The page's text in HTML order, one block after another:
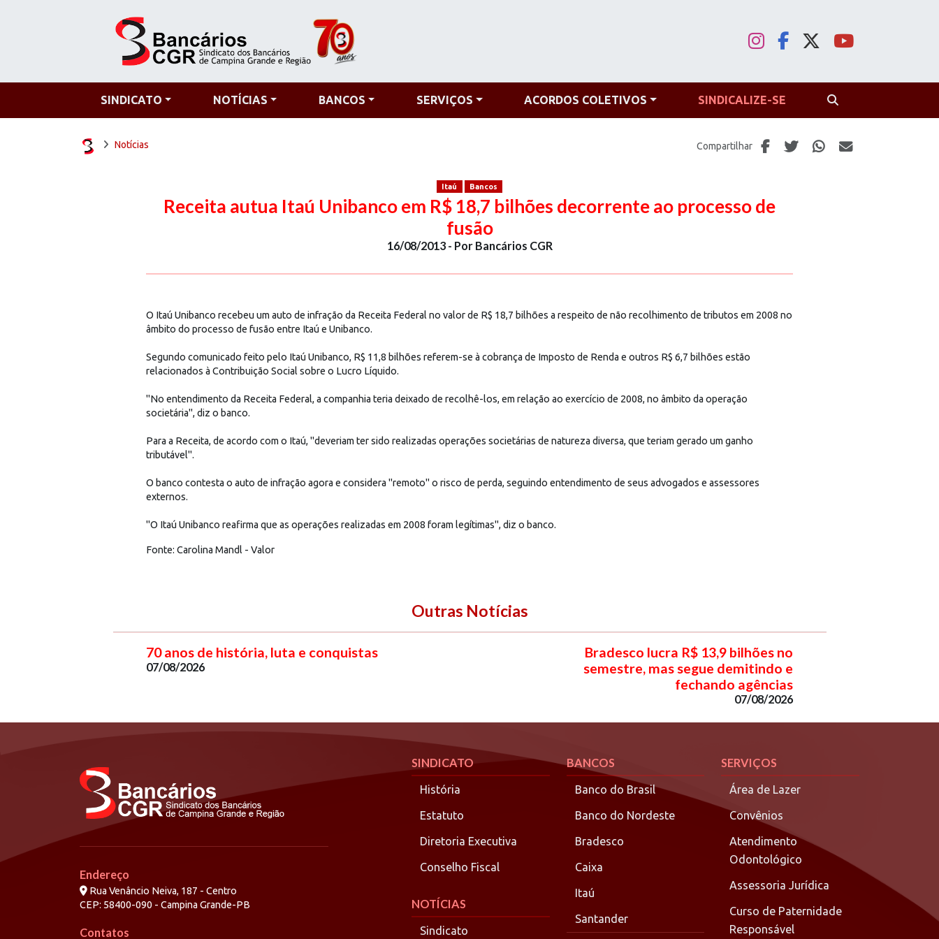
SINDICATO NOTÍCIAS BANCOS SERVIÇOS ACORDOS COLETIVOS SINDICALIZE-SE
Notícias Compartilhar
Itaú Bancos
Receita autua Itaú Unibanco em R$ 18,7 bilhões decorrente ao processo de
fusão
16/08/2013 - Por Bancários CGR
O Itaú Unibanco recebeu um auto de infração da Receita Federal no valor de R$ 18,7 bilhões a respeito de não recolhimento de tributos em 2008 no
âmbito do processo de fusão entre Itaú e Unibanco.
Segundo comunicado feito pelo Itaú Unibanco, R$ 11,8 bilhões referem-se à cobrança de Imposto de Renda e outros R$ 6,7 bilhões estão
relacionados à Contribuição Social sobre o Lucro Líquido.
"No entendimento da Receita Federal, a companhia teria deixado de recolhê-los, em relação ao exercício de 2008, no âmbito da operação
societária", diz o banco.
Para a Receita, de acordo com o Itaú, "deveriam ter sido realizadas operações societárias de natureza diversa, que teriam gerado um ganho
tributável".
O banco contesta o auto de infração agora e considera "remoto" o risco de perda, seguindo entendimento de seus advogados e assessores
externos.
"O Itaú Unibanco reafirma que as operações realizadas em 2008 foram legítimas", diz o banco.
Fonte: Carolina Mandl - Valor
Outras Notícias
70 anos de história, luta e conquistas
07/08/2026
Bradesco lucra R$ 13,9 bilhões no
semestre, mas segue demitindo e
fechando agências
07/08/2026
Endereço
Rua Venâncio Neiva, 187 - Centro
CEP: 58400-090 - Campina Grande-PB
Contatos
SINDICATO
História
Estatuto
Diretoria Executiva
Conselho Fiscal
NOTÍCIAS
Sindicato
BANCOS
Banco do Brasil
Banco do Nordeste
Bradesco
Caixa
Itaú
Santander
SERVIÇOS
Área de Lazer
Convênios
Atendimento
Odontológico
Assessoria Jurídica
Curso de Paternidade
Responsável